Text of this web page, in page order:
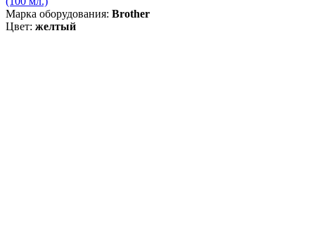
Марка оборудования: Brother
Цвет: желтый